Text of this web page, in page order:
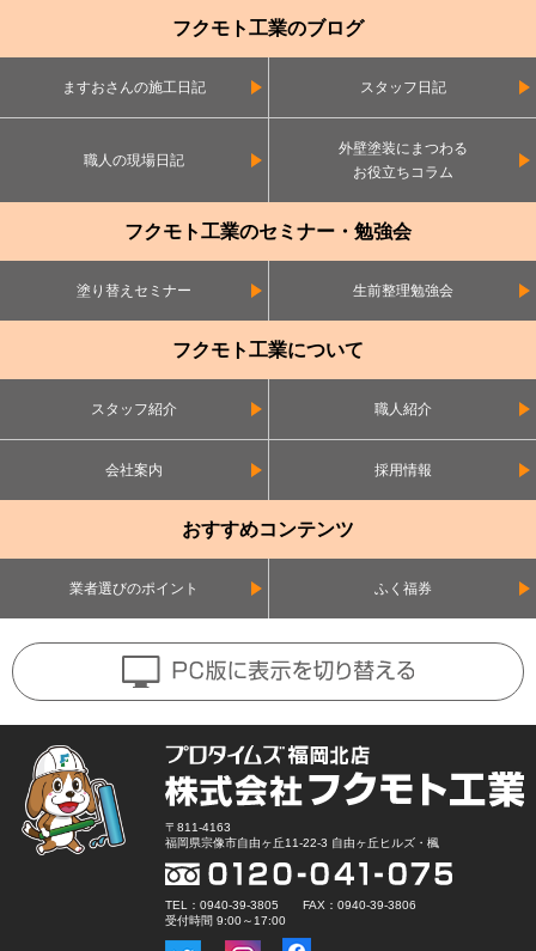
フクモト工業のブログ
ますおさんの施工日記 スタッフ日記
職人の現場日記
外壁塗装にまつわる
お役立ちコラム
フクモト工業のセミナー・勉強会
塗り替えセミナー 生前整理勉強会
フクモト工業について
スタッフ紹介 職人紹介
会社案内 採用情報
おすすめコンテンツ
業者選びのポイント ふく福券
〒811-4163
福岡県宗像市自由ヶ丘11-22-3 自由ヶ丘ヒルズ・楓
TEL：0940-39-3805 FAX：0940-39-3806
受付時間 9:00～17:00